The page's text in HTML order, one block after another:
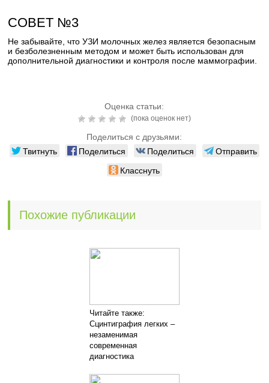
СОВЕТ №3
Не забывайте, что УЗИ молочных желез является безопасным
и безболезненным методом и может быть использован для
дополнительной диагностики и контроля после маммографии.
Оценка статьи:
(пока оценок нет)
Поделиться с друзьями:
Твитнуть Поделиться Поделиться
Отправить
Класснуть
Похожие публикации
Читайте также:
Сцинтиграфия легких –
незаменимая
современная
диагностика